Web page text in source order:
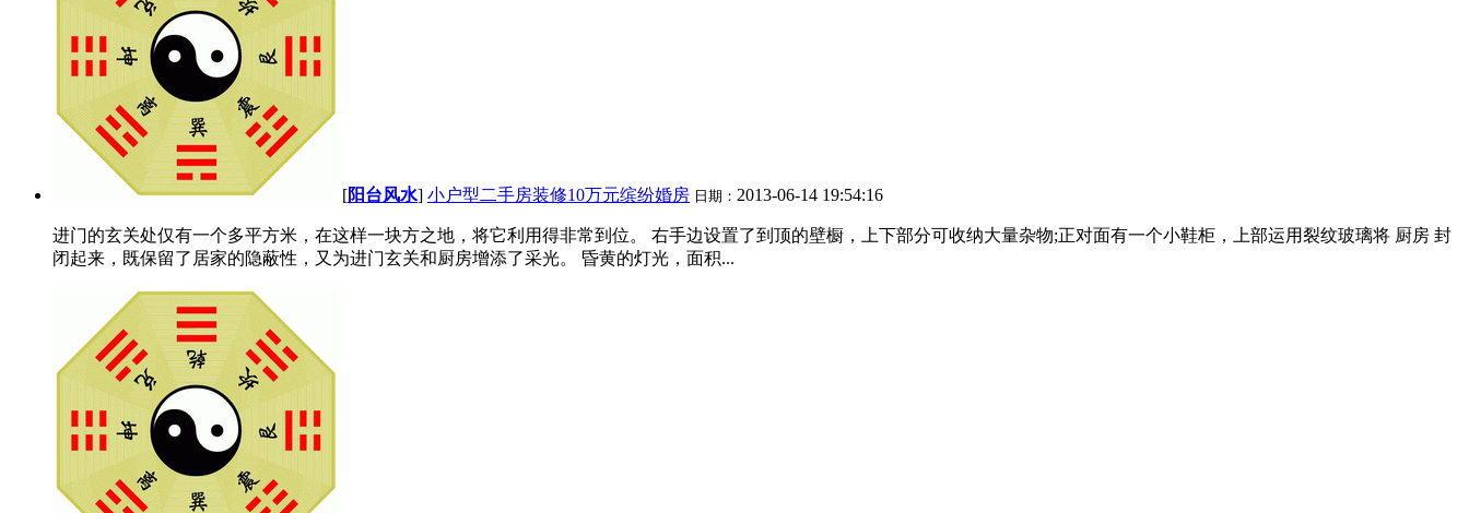
[阳台风水] 小户型二手房装修10万元缤纷婚房 日期： 2013-06-14 19:54:16
进门的玄关处仅有一个多平方米，在这样一块方之地，将它利用得非常到位。 右手边设置了到顶的壁橱，上下部分可收纳大量杂物;正对面有一个小鞋柜，上部运用裂纹玻璃将 厨房 封
闭起来，既保留了居家的隐蔽性，又为进门玄关和厨房增添了采光。 昏黄的灯光，面积...